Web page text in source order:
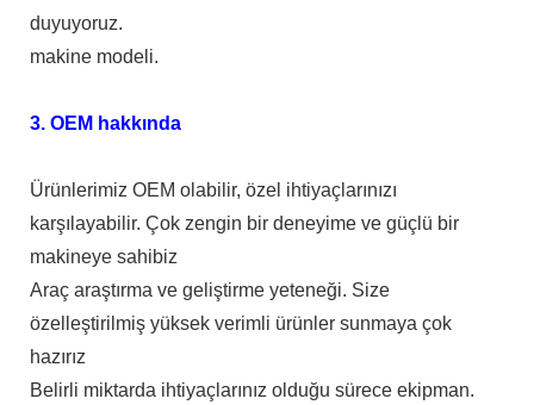
duyuyoruz.
makine modeli.
3. OEM hakkında
Ürünlerimiz OEM olabilir, özel ihtiyaçlarınızı
karşılayabilir. Çok zengin bir deneyime ve güçlü bir
makineye sahibiz
Araç araştırma ve geliştirme yeteneği. Size
özelleştirilmiş yüksek verimli ürünler sunmaya çok
hazırız
Belirli miktarda ihtiyaçlarınız olduğu sürece ekipman.